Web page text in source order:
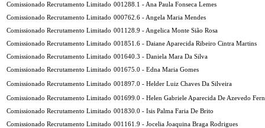
Comissionado Recrutamento Limitado 001288.1 - Ana Paula Fonseca Lemes
Comissionado Recrutamento Limitado 000762.6 - Angela Maria Mendes
Comissionado Recrutamento Limitado 001128.9 - Angelica Monte Sião Rosa
Comissionado Recrutamento Limitado 001851.6 - Daiane Aparecida Ribeiro Cintra Martins
Comissionado Recrutamento Limitado 001640.3 - Daniela Mara Da Silva
Comissionado Recrutamento Limitado 001675.0 - Edna Maria Gomes
Comissionado Recrutamento Limitado 001897.0 - Helder Luiz Chaves Da Silveira
Comissionado Recrutamento Limitado 001699.0 - Helen Gabriele Aparecida De Azevedo
Comissionado Recrutamento Limitado 001830.0 - Isis Palma Faria De Brito
Comissionado Recrutamento Limitado 001161.9 - Jocelia Joaquina Braga Rodrigues